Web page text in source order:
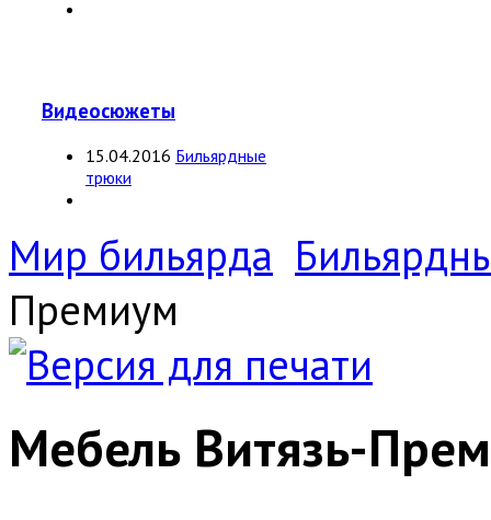
Видеосюжеты
15.04.2016 Бильярдные
трюки
Мир бильярда
Премиум
Мебель Витязь-